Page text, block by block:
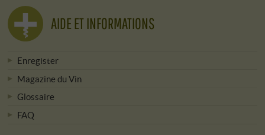
AIDE ET INFORMATIONS
Enregister
Magazine du Vin
Glossaire
FAQ